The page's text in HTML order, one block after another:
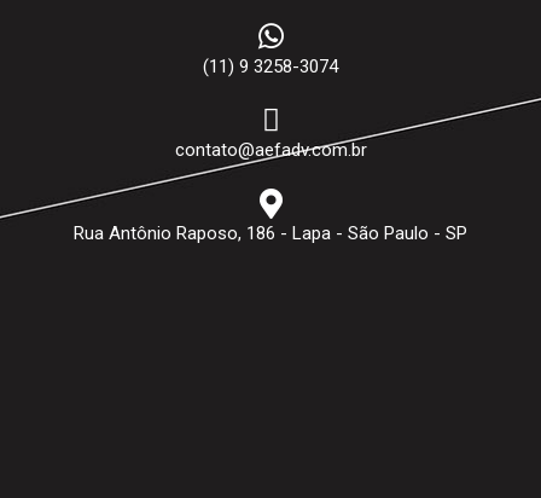
(11) 9 3258-3074
contato@aefadv.com.br
Rua Antônio Raposo, 186 - Lapa - São Paulo - SP